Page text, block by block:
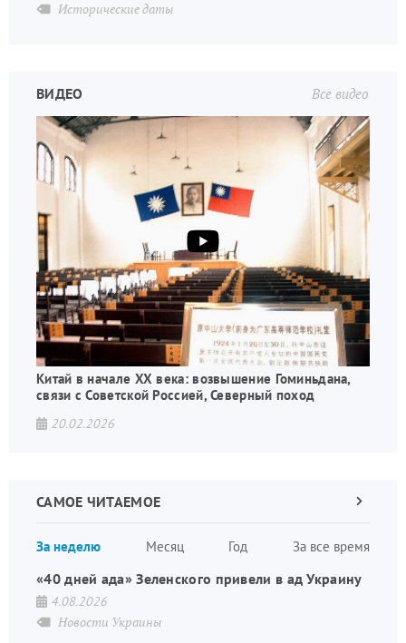
Исторические даты
Все видео
ВИДЕО
Китай в начале XX века: возвышение Гоминьдана,
связи с Советской Россией, Северный поход
20.02.2026
САМОЕ ЧИТАЕМОЕ
За неделю Месяц Год За все время
Следующая
«40 дней ада» Зеленского привели в ад Украину
4.08.2026
Новости Украины